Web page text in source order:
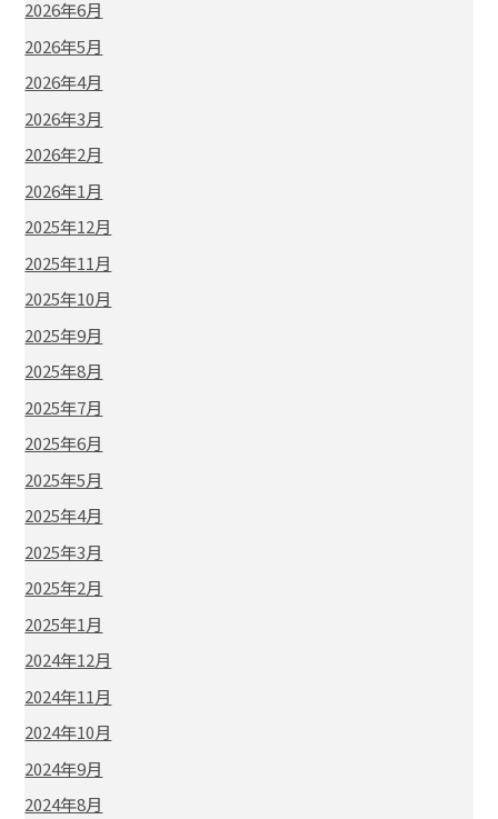
2026年6月
2026年5月
2026年4月
2026年3月
2026年2月
2026年1月
2025年12月
2025年11月
2025年10月
2025年9月
2025年8月
2025年7月
2025年6月
2025年5月
2025年4月
2025年3月
2025年2月
2025年1月
2024年12月
2024年11月
2024年10月
2024年9月
2024年8月